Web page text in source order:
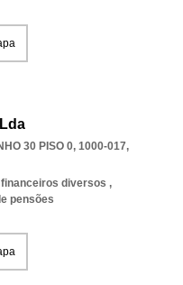
30 PISO 0, 1000-017,
diversos ,
pensões